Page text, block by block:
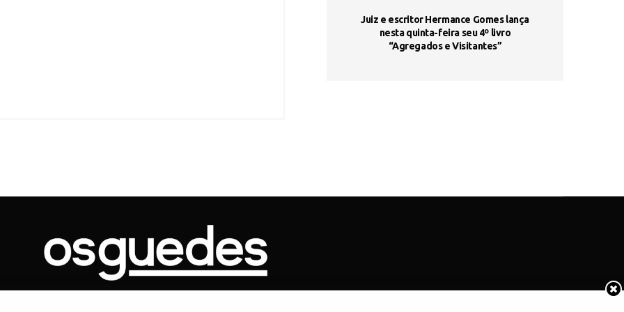
Juiz e escritor Hermance Gomes lança
nesta quinta-feira seu 4º livro
“Agregados e Visitantes”